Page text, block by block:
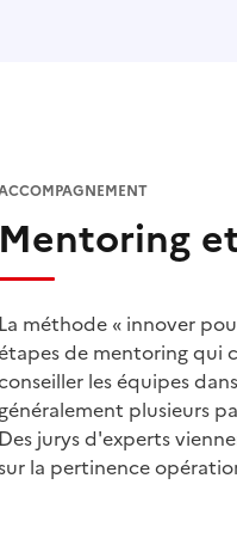
Mentoring
La méthode « innover
de mentoring qui
les équipes
plusieurs
Des jurys d'experts
la pertinence